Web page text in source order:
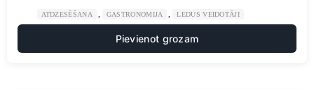
ATDZESĒŠANA GASTRONOMIJA LEDUS VEIDOTĀJI
Pievienot grozam